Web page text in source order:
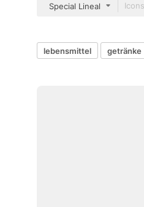
Special Lineal
lebensmittel getränke